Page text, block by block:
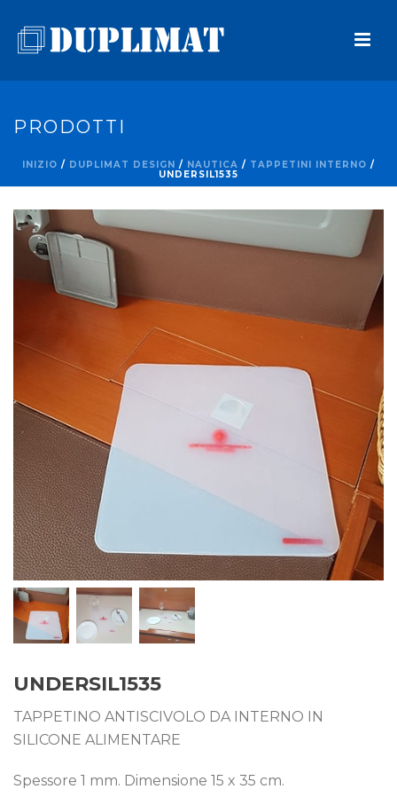
PRODOTTI
INIZIO / DUPLIMAT DESIGN / NAUTICA / TAPPETINI INTERNO /
UNDERSIL1535
UNDERSIL1535
TAPPETINO ANTISCIVOLO DA INTERNO IN
SILICONE ALIMENTARE
Spessore 1 mm. Dimensione 15 x 35 cm.